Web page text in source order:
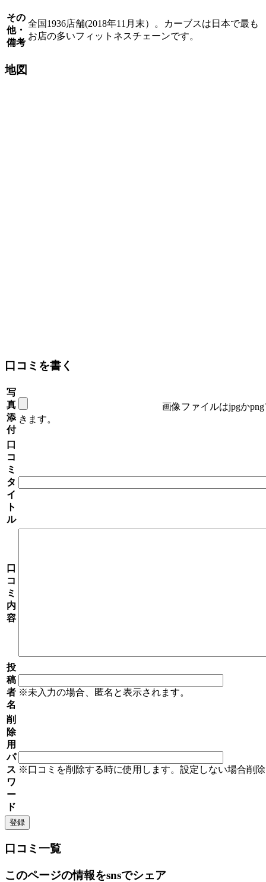
その
他・
備考
全国1936店舗(2018年11月末）。カーブスは日本で最も
お店の多いフィットネスチェーンです。
地図
口コミを書く
写
真
添
付
画像ファイルはjpgか
きます。
口
コ
ミ
タ
イ
ト
ル
口
コ
ミ
内
容
投
稿
者
名
※未入力の場合、匿名と表示されます。
削
除
用
パ
ス
ワ
ー
ド
※口コミを削除する時に使用します。設定しない場合削
口コミ一覧
このページの情報をsnsでシェア